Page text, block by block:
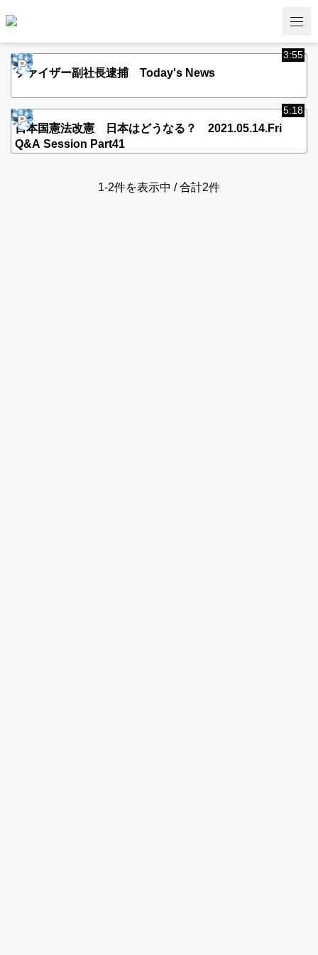
P
3:55
ファイザー副社長逮捕 Today's News
P
5:18
日本国憲法改憲 日本はどうなる？ 2021.05.14.Fri
Q&A Session Part41
1-2件を表示中 / 合計2件